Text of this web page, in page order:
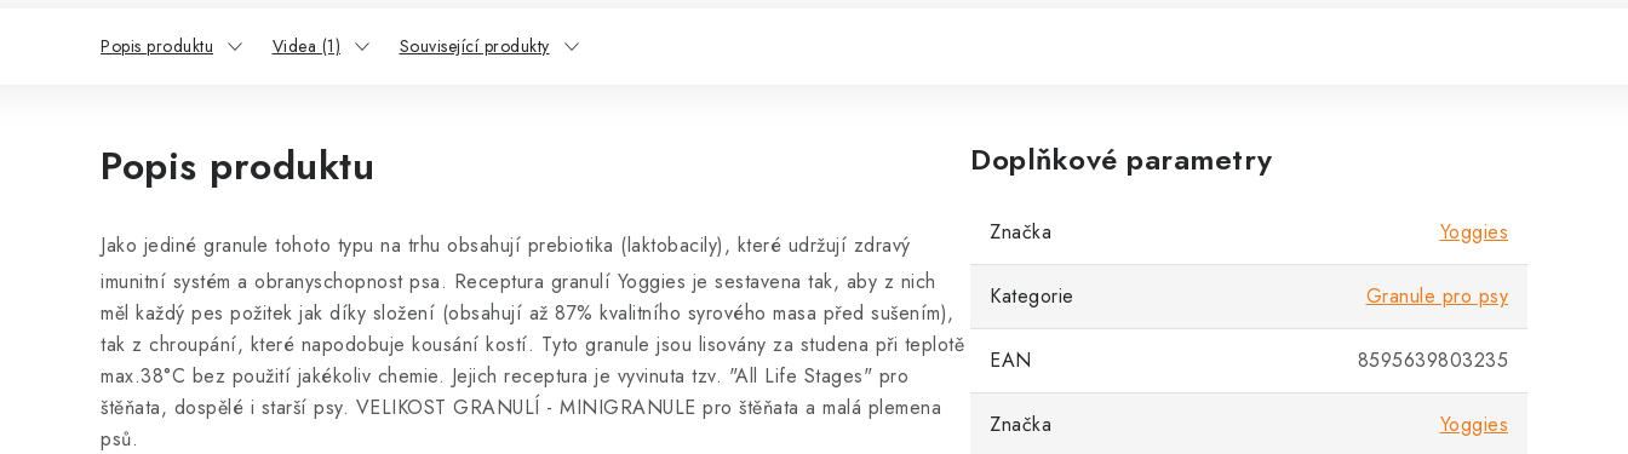
Popis produktu Videa (1) Související produkty
Popis produktu
Jako jediné granule tohoto typu na trhu obsahují prebiotika (laktobacily), které udržují zdravý
imunitní systém a obranyschopnost psa. Receptura granulí Yoggies je sestavena tak, aby z nich
měl každý pes požitek jak díky složení (obsahují až 87% kvalitního syrového masa před sušením),
tak z chroupání, které napodobuje kousání kostí. Tyto granule jsou lisovány za studena při teplotě
max.38°C bez použití jakékoliv chemie. Jejich receptura je vyvinuta tzv. "All Life Stages" pro
štěňata, dospělé i starší psy. VELIKOST GRANULÍ - MINIGRANULE pro štěňata a malá plemena
psů.
Doplňkové parametry
Značka Yoggies
Kategorie Granule pro psy
EAN 8595639803235
Značka Yoggies